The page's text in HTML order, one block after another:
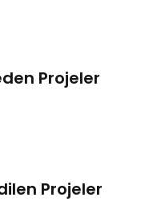
Projeler
Projeler